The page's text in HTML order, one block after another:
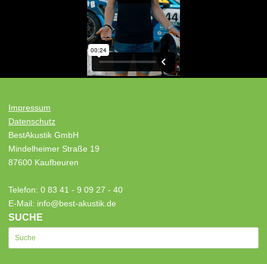
Impressum
Datenschutz
BestAkustik GmbH
Mindelheimer Straße 19
87600 Kaufbeuren
Telefon: 0 83 41 - 9 09 27 - 40
E-Mail: info@best-akustik.de
SUCHE